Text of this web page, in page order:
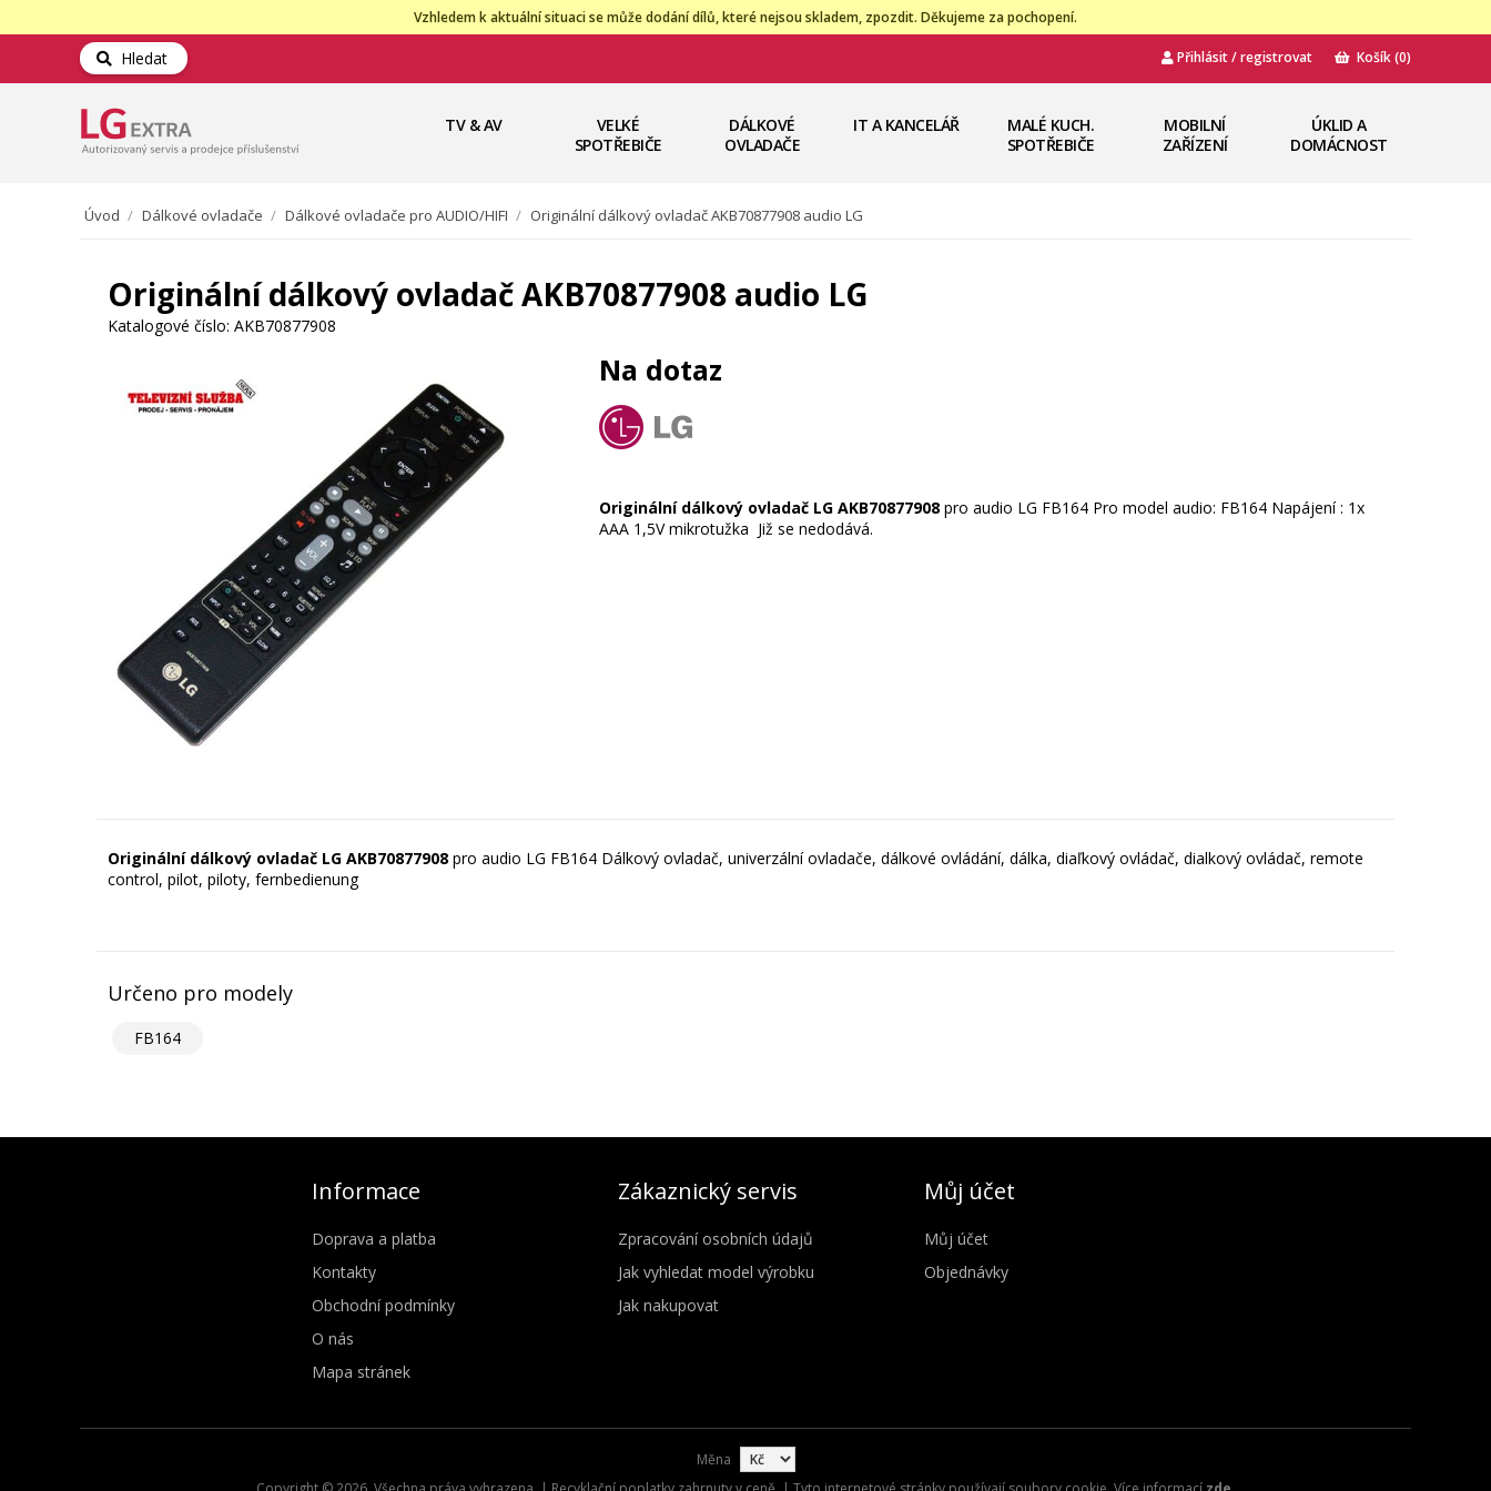
Vzhledem k aktuální situaci se může dodání dílů, které nejsou skladem, zpozdit. Děkujeme za pochopení.
Hledat Přihlásit / registrovat Košík(0)
TV & AV
VELKÉ
SPOTŘEBIČE
DÁLKOVÉ
OVLADAČE
IT A KANCELÁŘ
MALÉ KUCH.
SPOTŘEBIČE
MOBILNÍ
ZAŘÍZENÍ
ÚKLID A
DOMÁCNOST
Úvod / Dálkové ovladače / Dálkové ovladače pro AUDIO/HIFI / Originální dálkový ovladač AKB70877908 audio LG
Originální dálkový ovladač AKB70877908 audio LG
Katalogové číslo: AKB70877908
Na dotaz
Originální dálkový ovladač LG AKB70877908pro audio LG FB164 Pro model audio: FB164 Napájení : 1x
Originální dálkový ovladač LG AKB70877908 pro audio LG FB164 Dálkový ovladač, univerzální ovladače, dálkové ovládání, dálka, diaľkový ovládač, dialkový ovládač, remote
control, pilot, piloty, fernbedienung
Určeno pro modely
FB164
Informace
Doprava a platba
Kontakty
Obchodní podmínky
O nás
Mapa stránek
Zákaznický servis
Zpracování osobních údajů
Jak vyhledat model výrobku
Jak nakupovat
Můj účet
Můj účet
Objednávky
Měna